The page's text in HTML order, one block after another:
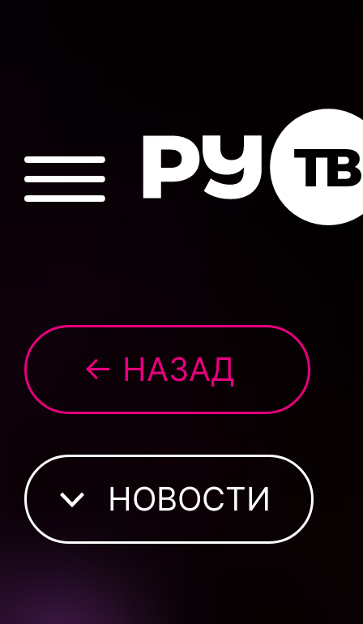
← НАЗАД
НОВОСТИ